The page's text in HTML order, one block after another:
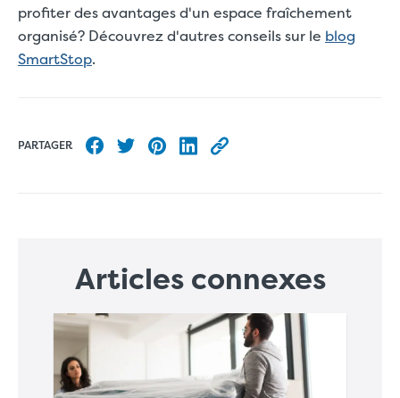
profiter des avantages d'un espace fraîchement
organisé? Découvrez d'autres conseils sur le blog
SmartStop.
PARTAGER
Partager sur Facebook
Partager sur Twitter
Partager sur Pinterest
Partager sur LinkedIn
Copier l’URL de cet article
Articles connexes